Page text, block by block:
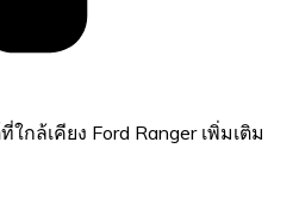
กล้เคียง Ford Ranger เพิ่มเติม